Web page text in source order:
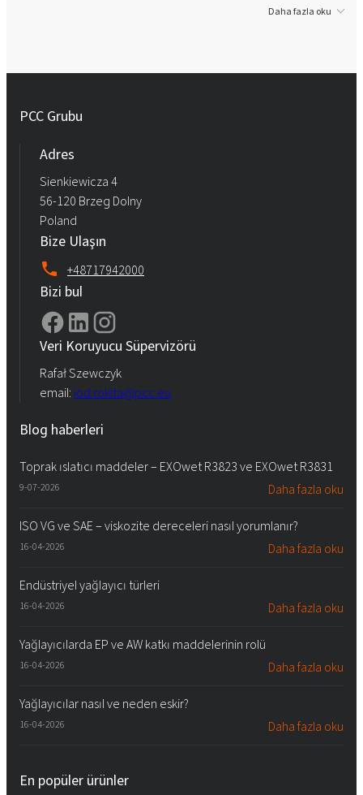
Daha fazla oku
PCC Grubu
Adres
Sienkiewicza 4
56-120 Brzeg Dolny
Poland
Bize Ulaşın
+48717942000
Bizi bul
Veri Koruyucu Süpervizörü
Rafał Szewczyk
email: iod.rokita@pcc.eu
Blog haberleri
Toprak ıslatıcı maddeler – EXOwet R3823 ve EXOwet R3831
9-07-2026 Daha fazla oku
ISO VG ve SAE – viskozite dereceleri nasıl yorumlanır?
16-04-2026 Daha fazla oku
Endüstriyel yağlayıcı türleri
16-04-2026 Daha fazla oku
Yağlayıcılarda EP ve AW katkı maddelerinin rolü
16-04-2026 Daha fazla oku
Yağlayıcılar nasıl ve neden eskir?
16-04-2026 Daha fazla oku
En popüler ürünler